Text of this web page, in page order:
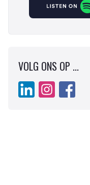
VOLG ONS OP ...